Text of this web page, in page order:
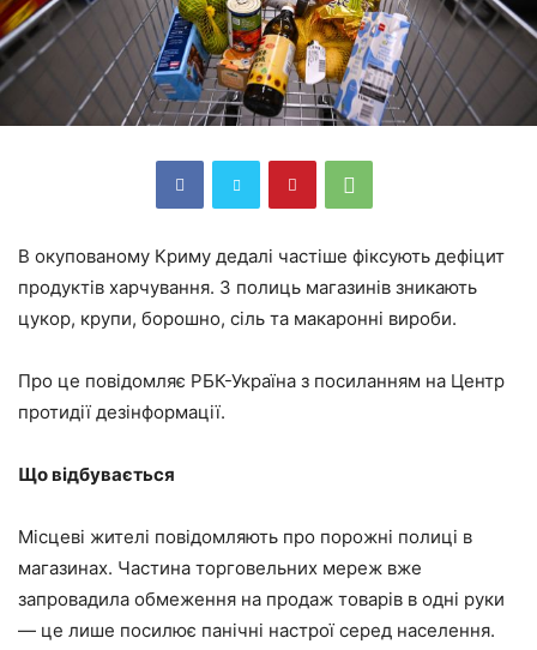
В окупованому Криму дедалі частіше фіксують дефіцит
продуктів харчування. З полиць магазинів зникають
цукор, крупи, борошно, сіль та макаронні вироби.
Про це повідомляє РБК-Україна з посиланням на Центр
протидії дезінформації.
Що відбувається
Місцеві жителі повідомляють про порожні полиці в
магазинах. Частина торговельних мереж вже
запровадила обмеження на продаж товарів в одні руки
— це лише посилює панічні настрої серед населення.